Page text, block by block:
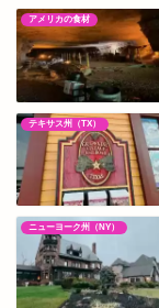
アメリカの食材
テキサス州（TX）
ニューヨーク州（NY）